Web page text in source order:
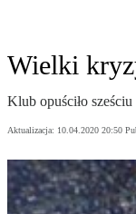
Wielki
Klub opuściło
Aktualizacja: 10.04.2020 20:50